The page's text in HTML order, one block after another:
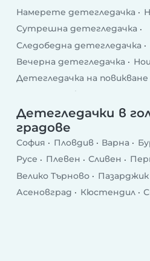
Намерете детегледачка
Сутрешна детегледачка
Следобедна детегледачка
Вечерна детегледачка
Детегледачка на повикване
Детегледачка след училище
Делнична детегледачка
Детегледачки в
градове
София Пловдив Варна
Русе
Плевен Сливен
Велико Търново
Пазарджик
Асеновград
Кюстендил